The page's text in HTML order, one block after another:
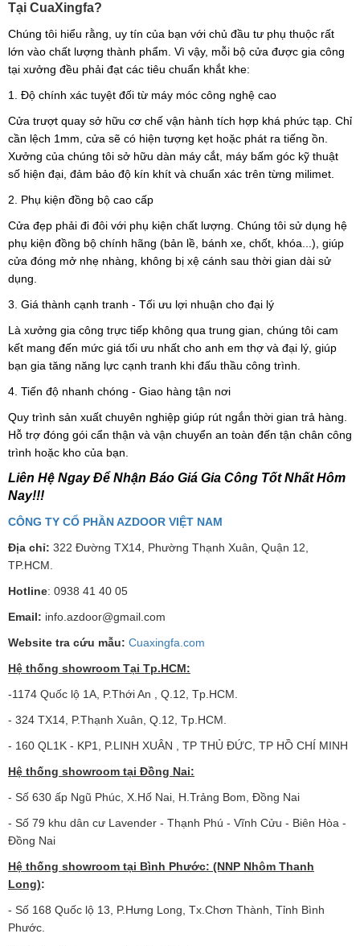
Tại CuaXingfa?
Chúng tôi hiểu rằng, uy tín của bạn với chủ đầu tư phụ thuộc rất
lớn vào chất lượng thành phẩm. Vì vậy, mỗi bộ cửa được gia công
tại xưởng đều phải đạt các tiêu chuẩn khắt khe:
1. Độ chính xác tuyệt đối từ máy móc công nghệ cao
Cửa trượt quay sở hữu cơ chế vận hành tích hợp khá phức tạp. Chỉ
cần lệch 1mm, cửa sẽ có hiện tượng kẹt hoặc phát ra tiếng ồn.
Xưởng của chúng tôi sở hữu dàn máy cắt, máy bấm góc kỹ thuật
số hiện đại, đảm bảo độ kín khít và chuẩn xác trên từng milimet.
2. Phụ kiện đồng bộ cao cấp
Cửa đẹp phải đi đôi với phụ kiện chất lượng. Chúng tôi sử dụng hệ
phụ kiện đồng bộ chính hãng (bản lề, bánh xe, chốt, khóa...), giúp
cửa đóng mở nhẹ nhàng, không bị xệ cánh sau thời gian dài sử
dụng.
3. Giá thành cạnh tranh - Tối ưu lợi nhuận cho đại lý
Là xưởng gia công trực tiếp không qua trung gian, chúng tôi cam
kết mang đến mức giá tối ưu nhất cho anh em thợ và đại lý, giúp
bạn gia tăng năng lực cạnh tranh khi đấu thầu công trình.
4. Tiến độ nhanh chóng - Giao hàng tận nơi
Quy trình sản xuất chuyên nghiệp giúp rút ngắn thời gian trả hàng.
Hỗ trợ đóng gói cẩn thận và vận chuyển an toàn đến tận chân công
trình hoặc kho của bạn.
Liên Hệ Ngay Để Nhận Báo Giá Gia Công Tốt Nhất Hôm
Nay!!!
CÔNG TY CỔ PHẦN AZDOOR VIỆT NAM
Địa chỉ: 322 Đường TX14, Phường Thạnh Xuân, Quận 12,
TP.HCM.
Hotline: 0938 41 40 05
Email: info.azdoor@gmail.com
Website tra cứu mẫu: Cuaxingfa.com
Hệ thống showroom Tại Tp.HCM:
-1174 Quốc lộ 1A, P.Thới An , Q.12, Tp.HCM.
- 324 TX14, P.Thạnh Xuân, Q.12, Tp.HCM.
- 160 QL1K - KP1, P.LINH XUÂN , TP THỦ ĐỨC, TP HỒ CHÍ MINH
Hệ thống showroom tại Đồng Nai:
- Số 630 ấp Ngũ Phúc, X.Hố Nai, H.Trảng Bom, Đồng Nai
- Số 79 khu dân cư Lavender - Thạnh Phú - Vĩnh Cửu - Biên Hòa -
Đồng Nai
Hệ thống showroom tại Bình Phước: (NNP Nhôm Thanh
Long):
- Số 168 Quốc lộ 13, P.Hưng Long, Tx.Chơn Thành, Tỉnh Bình
Phước.